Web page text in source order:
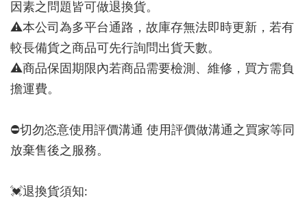
因素之問題皆可做退換貨。
⚠本公司為多平台通路，故庫存無法即時更新，若有
較長備貨之商品可先行詢問出貨天數。
⚠商品保固期限內若商品需要檢測、維修，買方需負
擔運費。
⛔切勿恣意使用評價溝通 使用評價做溝通之買家等同
放棄售後之服務。
💓退換貨須知: